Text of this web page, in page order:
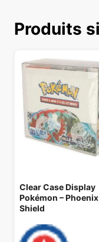
Produits
Clear Case Display
Pokémon – Phoenix
Shield